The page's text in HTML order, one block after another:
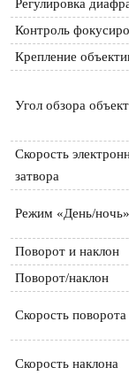
Регулировка
Контроль
Крепление
Угол обзора
Скорость
затвора
Режим «День/ночь»
Поворот и наклон
Поворот/наклон
Скорость поворота
Скорость наклона